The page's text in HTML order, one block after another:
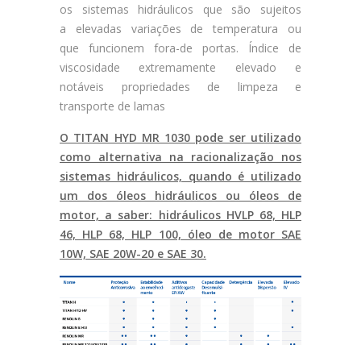
os sistemas hidráulicos que são sujeitos
a elevadas variações de temperatura ou
que funcionem fora-de portas. Índice de
viscosidade extremamente elevado e
notáveis propriedades de limpeza e
transporte de lamas
O TITAN HYD MR 1030 pode ser utilizado
como alternativa na racionalização nos
sistemas hidráulicos, quando é utilizado
um dos óleos hidráulicos ou óleos de
motor, a saber: hidráulicos HVLP 68, HLP
46, HLP 68, HLP 100, óleo de motor SAE
10W, SAE 20W-20 e SAE 30.